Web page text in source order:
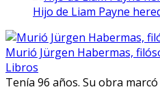
Hijo de Liam Payne
Murió Jürgen Habermas,
Libros
Tenía 96 años. Su obra